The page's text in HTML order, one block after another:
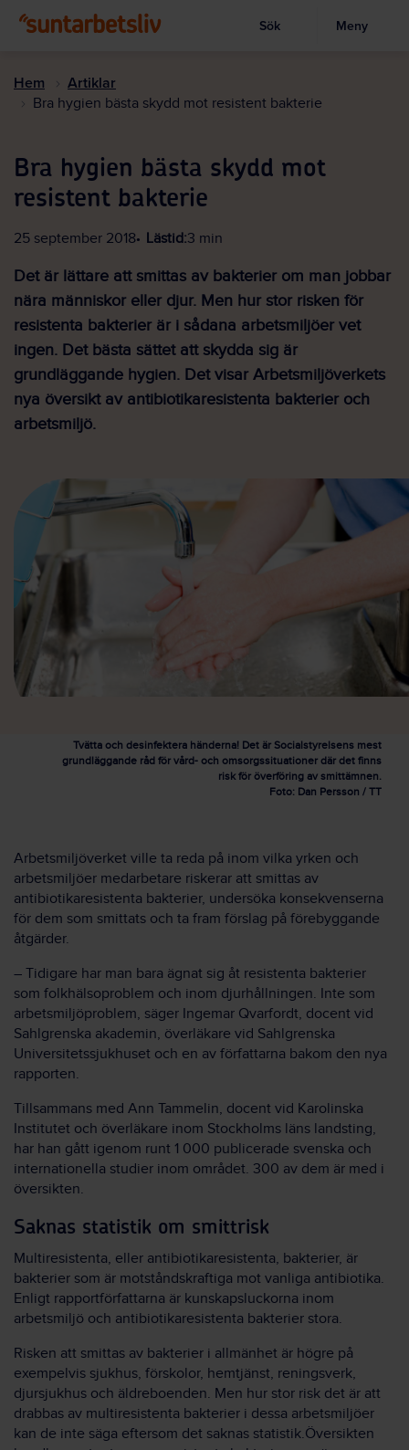
huvudinnehållet
Visa sökruta
Sök Meny
Hem Artiklar
Bra hygien bästa skydd mot resistent bakterie
Bra hygien bästa skydd mot
resistent bakterie
25 september 2018 Lästid:3 min
Det är lättare att smittas av bakterier om man jobbar
nära människor eller djur. Men hur stor risken för
resistenta bakterier är i sådana arbetsmiljöer vet
ingen. Det bästa sättet att skydda sig är
grundläggande hygien. Det visar Arbetsmiljöverkets
nya översikt av antibiotikaresistenta bakterier och
arbetsmiljö.
Tvätta och desinfektera händerna! Det är Socialstyrelsens mest
grundläggande råd för vård- och omsorgssituationer där det finns
risk för överföring av smittämnen.
Foto: Dan Persson / TT
Arbetsmiljöverket ville ta reda på inom vilka yrken och
arbetsmiljöer medarbetare riskerar att smittas av
antibiotikaresistenta bakterier, undersöka konsekvenserna
för dem som smittats och ta fram förslag på förebyggande
åtgärder.
– Tidigare har man bara ägnat sig åt resistenta bakterier
som folkhälsoproblem och inom djurhållningen. Inte som
arbetsmiljöproblem, säger Ingemar Qvarfordt, docent vid
Sahlgrenska akademin, överläkare vid Sahlgrenska
Universitetssjukhuset och en av författarna bakom den nya
rapporten.
Tillsammans med Ann Tammelin, docent vid Karolinska
Institutet och överläkare inom Stockholms läns landsting,
har han gått igenom runt 1 000 publicerade svenska och
internationella studier inom området. 300 av dem är med i
översikten.
Saknas statistik om smittrisk
Multiresistenta, eller antibiotikaresistenta, bakterier, är
bakterier som är motståndskraftiga mot vanliga antibiotika.
Enligt rapportförfattarna är kunskapsluckorna inom
arbetsmiljö och antibiotikaresistenta bakterier stora.
Risken att smittas av bakterier i allmänhet är högre på
exempelvis sjukhus, förskolor, hemtjänst, reningsverk,
djursjukhus och äldreboenden. Men hur stor risk det är att
drabbas av multiresistenta bakterier i dessa arbetsmiljöer
kan de inte säga eftersom det saknas statistik.Översikten